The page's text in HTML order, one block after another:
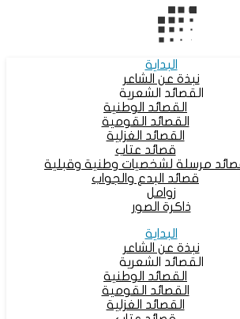
البداية
نبذة عن الشاعر
القصائد الشعرية
القصائد الوطنية
القصائد القومية
القصائد الغزلية
قصائد عتاب
مرسلة لشخصيات وطنية وقبلية
قصائد البدع والجواب
زوامل
ذاكرة الصور
البداية
نبذة عن الشاعر
القصائد الشعرية
القصائد الوطنية
القصائد القومية
القصائد الغزلية